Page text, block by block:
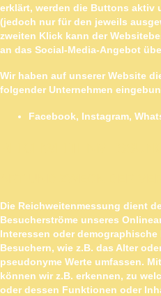
erklärt, werden die Buttons aktiv
(jedoch nur für den jeweils
zweiten Klick kann der
an das Social-Media-Angebot
Wir haben auf unserer Website
folgender Unternehmen
Facebook, Instagram,
Die Reichweitenmessung dient
Besucherströme unseres
Interessen oder
Besuchern, wie z.B. das Alter
pseudonyme Werte umfassen.
können wir z.B. erkennen, zu
oder dessen Funktionen oder